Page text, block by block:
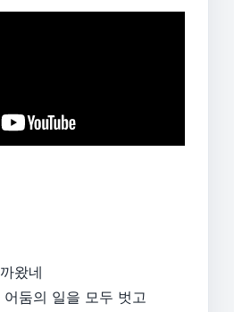
왔네
둠의 일을 모두 벗고